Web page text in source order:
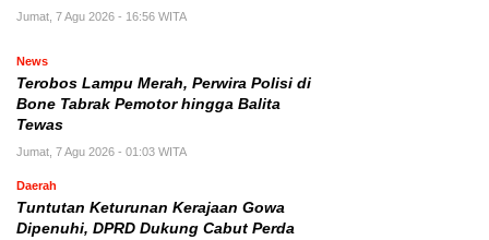
Jumat, 7 Agu 2026 - 16:56 WITA
News
Terobos Lampu Merah, Perwira Polisi di
Bone Tabrak Pemotor hingga Balita
Tewas
Jumat, 7 Agu 2026 - 01:03 WITA
Daerah
Tuntutan Keturunan Kerajaan Gowa
Dipenuhi, DPRD Dukung Cabut Perda